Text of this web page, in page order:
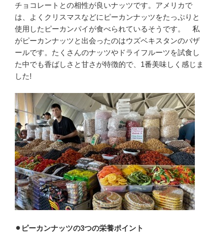
チョコレートとの相性が良いナッツです。アメリカで
は、よくクリスマスなどにピーカンナッツをたっぷりと
使用したピーカンパイが食べられているそうです。 私
がピーカンナッツと出会ったのはウズベキスタンのバザ
ールです。たくさんのナッツやドライフルーツを試食し
た中でも香ばしさと甘さが特徴的で、1番美味しく感じま
した!
⚫︎ ピーカンナッツの3つの栄養ポイント